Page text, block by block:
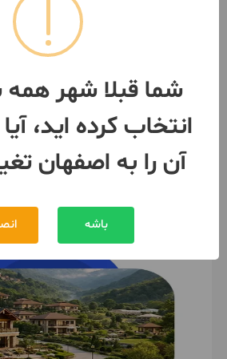
آپارتمان 170متری دشتستان
اصفهان
مبلغ
6 ماه پیش
شما قبلا شهر همه
انتخاب کرده اید،
آن را به اصفهان
باشه